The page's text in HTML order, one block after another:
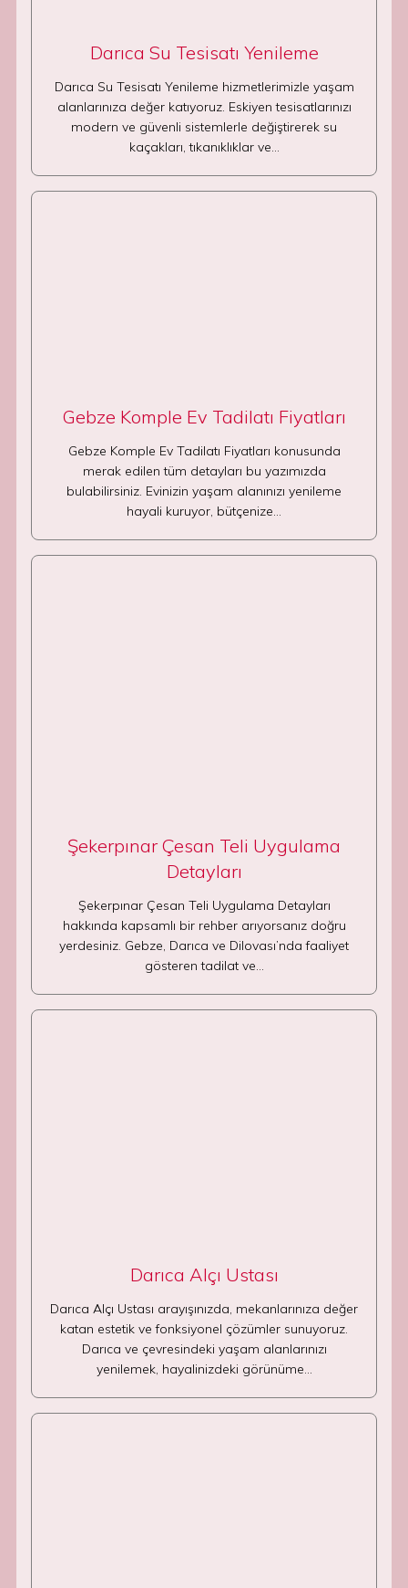
Darıca Su Tesisatı Yenileme
Darıca Su Tesisatı Yenileme hizmetlerimizle yaşam
alanlarınıza değer katıyoruz. Eskiyen tesisatlarınızı
modern ve güvenli sistemlerle değiştirerek su
kaçakları, tıkanıklıklar ve…
Gebze Komple Ev Tadilatı Fiyatları
Gebze Komple Ev Tadilatı Fiyatları konusunda
merak edilen tüm detayları bu yazımızda
bulabilirsiniz. Evinizin yaşam alanınızı yenileme
hayali kuruyor, bütçenize…
Şekerpınar Çesan Teli Uygulama
Detayları
Şekerpınar Çesan Teli Uygulama Detayları
hakkında kapsamlı bir rehber arıyorsanız doğru
yerdesiniz. Gebze, Darıca ve Dilovası’nda faaliyet
gösteren tadilat ve…
Darıca Alçı Ustası
Darıca Alçı Ustası arayışınızda, mekanlarınıza değer
katan estetik ve fonksiyonel çözümler sunuyoruz.
Darıca ve çevresindeki yaşam alanlarınızı
yenilemek, hayalinizdeki görünüme…